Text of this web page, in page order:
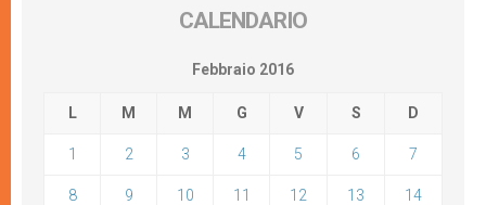
CALENDARIO
Febbraio 2016
L M M G V S D
1 2 3 4 5 6 7
8 9 10 11 12 13 14